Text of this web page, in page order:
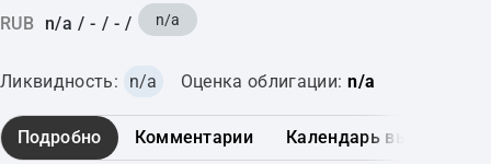
RUB n/a / - / - / n/a
Ликвидность: n/a Оценка облигации: n/a
Подробно Комментарии Календарь выплат